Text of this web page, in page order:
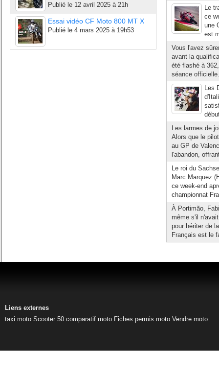
Publié le 12 avril 2025 à 21h
Essai vidéo CF Moto 800 MT X
Publié le 4 mars 2025 à 19h53
Le
ce
une
est
Vous l'avez
avant la
été flashé à
séance
Les
Les larmes de
Alors que le
au GP de
l'abandon,
Le roi du
Marc Marquez
ce week-end
championnat
À Portimão,
même s'il
pour hériter de
Français est le
Liens externes
taxi moto Scooter 50 comparatif moto Fiches permis moto Vendre moto